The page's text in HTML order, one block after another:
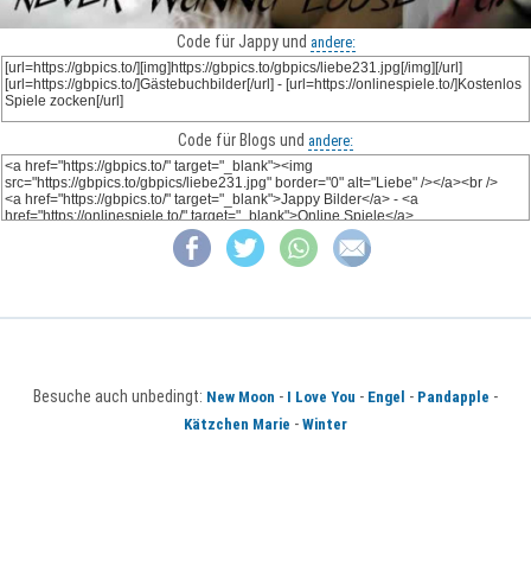
Code für Jappy und andere:
Code für Blogs und andere:
Besuche auch unbedingt: New Moon - I Love You - Engel - Pandapple -
Kätzchen Marie - Winter